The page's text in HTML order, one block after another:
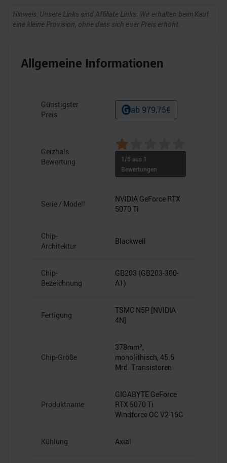
Hinweis: Unsere Links sind Affiliate Links. Wir erhalten beim Kauf
eine kleine Provision, ohne dass sich euer Preis erhöht.
Allgemeine Informationen
Günstigster
Preis
ab 979,75€
Geizhals
Bewertung
1 /5 aus 1
Bewertungen
Serie / Modell
NVIDIA GeForce RTX
5070 Ti
Chip-
Architektur
Blackwell
Chip-
Bezeichnung
GB203 (GB203-300-
A1)
Fertigung
TSMC N5P [NVIDIA
4N]
Chip-Größe
378mm²,
monolithisch, 45.6
Mrd. Transistoren
Produktname
GIGABYTE GeForce
RTX 5070 Ti
Windforce OC V2 16G
Kühlung Axial